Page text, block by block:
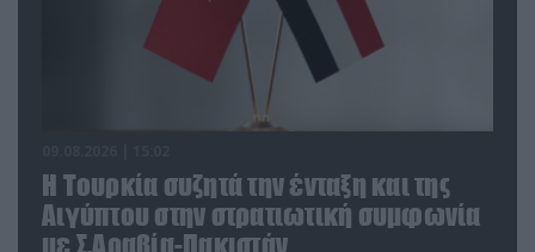
Η Τουρκία συζητά την ένταξη και της
Αιγύπτου στην στρατιωτική συμφωνία
με Σ.Αραβία-Πακιστάν